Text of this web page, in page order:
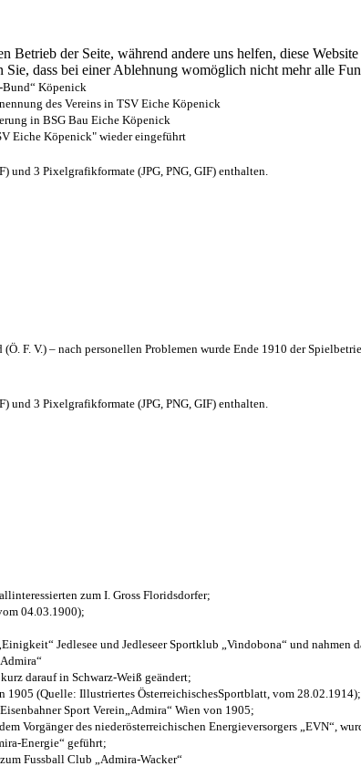
der Seite, während andere uns helfen, diese
dass bei einer Ablehnung womöglich nicht mehr alle
Bund“ Köpenick
des Vereins in TSV Eiche Köpenick
in BSG Bau Eiche Köpenick
Eiche Köpenick" wieder eingeführt
und 3 Pixelgrafikformate (JPG, PNG, GIF) enthalten.
F. V.) – nach personellen Problemen wurde Ende 1910 der
und 3 Pixelgrafikformate (JPG, PNG, GIF) enthalten.
zum I. Gross Floridsdorfer;
04.03.1900);
Jedlesee und Jedleseer Sportklub „Vindobona“ und nahmen
darauf in Schwarz-Weiß geändert;
1905 (Quelle: Illustriertes ÖsterreichischesSportblatt, vom 28.02.1914);
Sport Verein„Admira“ Wien von 1905;
Vorgänger des niederösterreichischen Energieversorgers „EVN“,
Energie“ geführt;
Fussball Club „Admira-Wacker“